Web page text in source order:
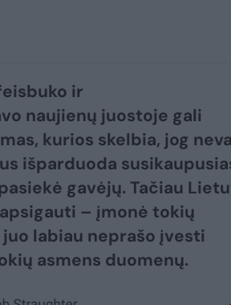
ir
naujienų juostoje gali
kurios skelbia, jog neva
išparduoda
gavėjų. Tačiau
– įmonė tokių
labiau neprašo įvesti
asmens duomenų.